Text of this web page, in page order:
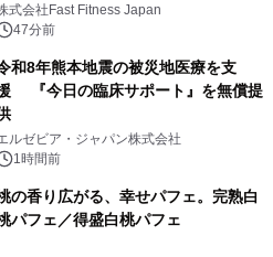
式会社Fast Fitness Japan
47分前
和8年熊本地震の被災地医療を支
『今日の臨床サポート』を無償提
ルゼビア・ジャパン株式会社
1時間前
の香り広がる、幸せパフェ。完熟白
パフェ／得盛白桃パフェ